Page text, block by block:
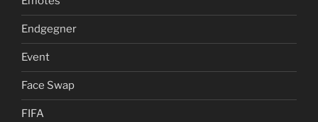
Endgegner
Event
Face Swap
FIFA